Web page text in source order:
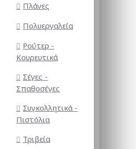
Πλάνες
Πολυεργαλεία
Ρούτερ -
Κουρευτικά
Σέγες -
Σπαθοσέγες
Συγκολλητικά -
Πιστόλια
Τριβεία